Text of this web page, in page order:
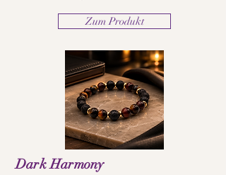
Zum Produkt
Dark Harmony